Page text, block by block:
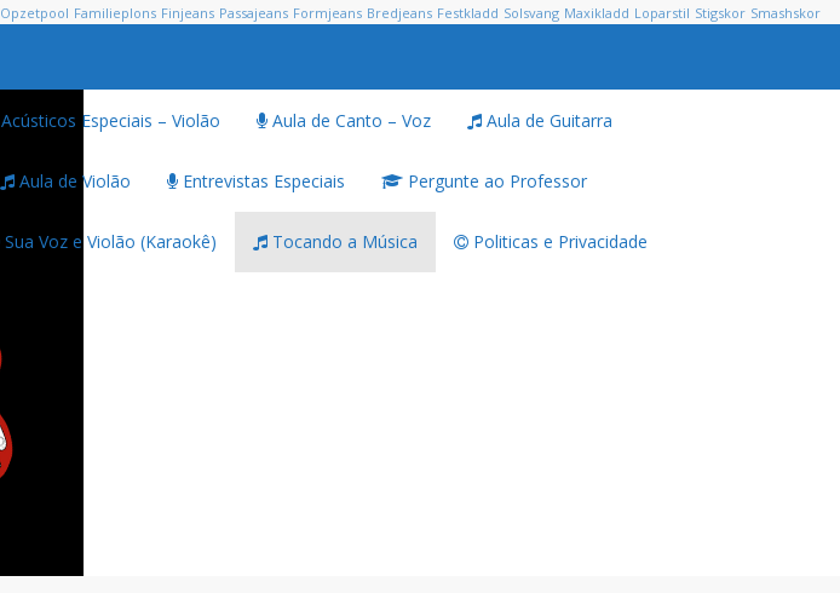
Opzetpool Familieplons Finjeans Passajeans Formjeans Bredjeans Festkladd Solsvang Maxikladd Loparstil Stigskor Smashskor
Acústicos Especiais – Violão Aula de Canto – Voz Aula de Guitarra
Aula de Violão Entrevistas Especiais Pergunte ao Professor
Sua Voz e Violão (Karaokê) Tocando a Música Politicas e Privacidade